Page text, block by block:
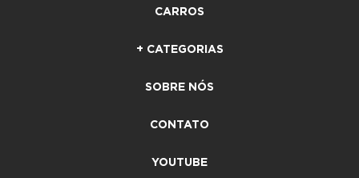
CARROS
+ CATEGORIAS
SOBRE NÓS
CONTATO
YOUTUBE